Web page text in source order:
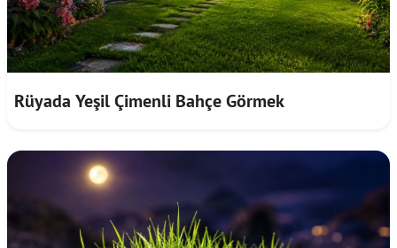
Rüyada Yeşil Çimenli Bahçe Görmek